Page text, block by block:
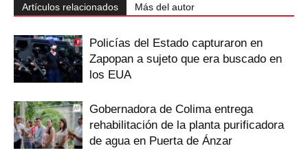
Artículos relacionados Más del autor
Policías del Estado capturaron en
Zapopan a sujeto que era buscado en
los EUA
Gobernadora de Colima entrega
rehabilitación de la planta purificadora
de agua en Puerta de Ánzar